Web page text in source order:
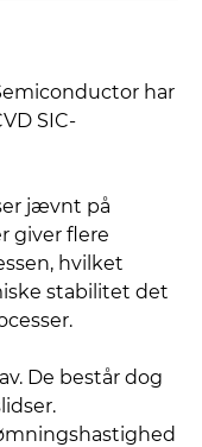
har
SIC-
jævnt på
giver flere
hvilket
stabilitet det
De består dog